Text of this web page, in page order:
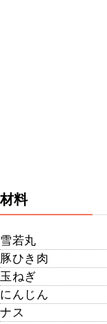
材料
雪若丸
豚ひき肉
玉ねぎ
にんじん
ナス